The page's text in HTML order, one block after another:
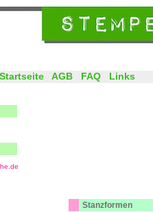
Stanzformen
Startseite AGB FAQ Links